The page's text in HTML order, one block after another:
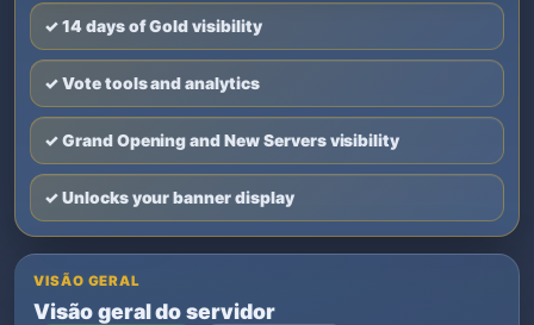
✓ 14 days of Gold visibility
✓ Vote tools and analytics
✓ Grand Opening and New Servers visibility
✓ Unlocks your banner display
VISÃO GERAL
Visão geral do servidor